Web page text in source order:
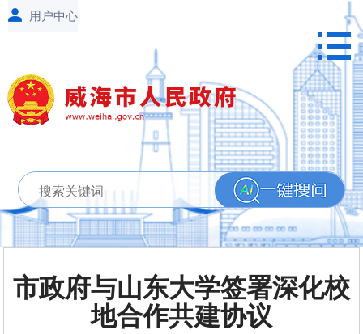
市政府与山东大学签署深化校
地合作共建协议